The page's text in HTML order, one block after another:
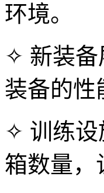
环境。
✧ 新装备
装备的性
✧ 训练设
箱数量，